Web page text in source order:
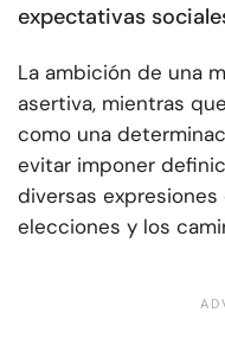
expectativas
La ambición de una
asertiva, mientras
como una
evitar imponer
diversas
elecciones y los